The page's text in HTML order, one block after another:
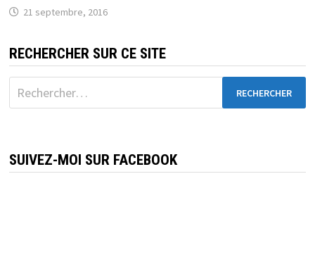
21 septembre, 2016
RECHERCHER SUR CE SITE
Rechercher :
SUIVEZ-MOI SUR FACEBOOK